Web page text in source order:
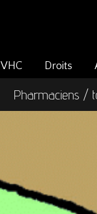
VHC Droits
Pharmaciens /